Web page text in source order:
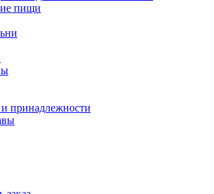
пищи
принадлежности